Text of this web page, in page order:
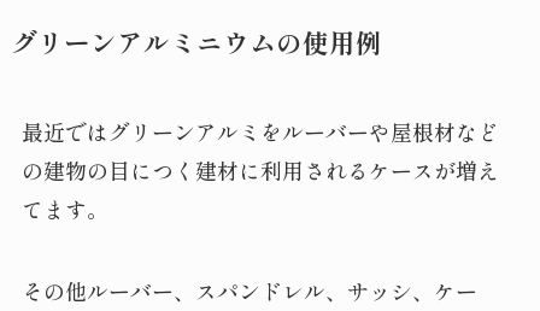
グリーンアルミニウムの使用例
最近ではグリーンアルミをルーバーや屋根材など
の建物の目につく建材に利用されるケースが増え
てます。
その他ルーバー、スパンドレル、サッシ、ケー